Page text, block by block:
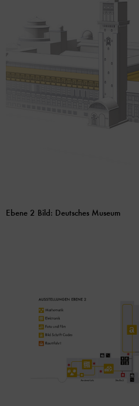
Ebene 2 Bild: Deutsches Museum